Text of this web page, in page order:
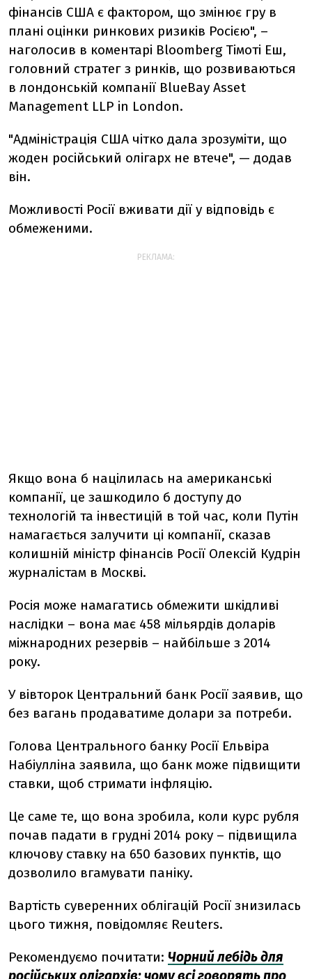
фінансів США є фактором, що змінює гру в
плані оцінки ринкових ризиків Росією", –
наголосив в коментарі Bloomberg Тімоті Еш,
головний стратег з ринків, що розвиваються
в лондонській компанії BlueBay Asset
Management LLP in London.
"Адміністрація США чітко дала зрозуміти, що
жоден російський олігарх не втече", — додав
він.
Можливості Росії вживати дії у відповідь є
обмеженими.
РЕКЛАМА:
Якщо вона б націлилась на американські
компанії, це зашкодило б доступу до
технологій та інвестицій в той час, коли Путін
намагається залучити ці компанії, сказав
колишній міністр фінансів Росії Олексій Кудрін
журналістам в Москві.
Росія може намагатись обмежити шкідливі
наслідки – вона має 458 мільярдів доларів
міжнародних резервів – найбільше з 2014
року.
У вівторок Центральний банк Росії заявив, що
без вагань продаватиме долари за потреби.
Голова Центрального банку Росії Ельвіра
Набіулліна заявила, що банк може підвищити
ставки, щоб стримати інфляцію.
Це саме те, що вона зробила, коли курс рубля
почав падати в грудні 2014 року – підвищила
ключову ставку на 650 базових пунктів, що
дозволило вгамувати паніку.
Вартість суверенних облігацій Росії знизилась
цього тижня, повідомляє Reuters.
Рекомендуємо почитати: Чорний лебідь для